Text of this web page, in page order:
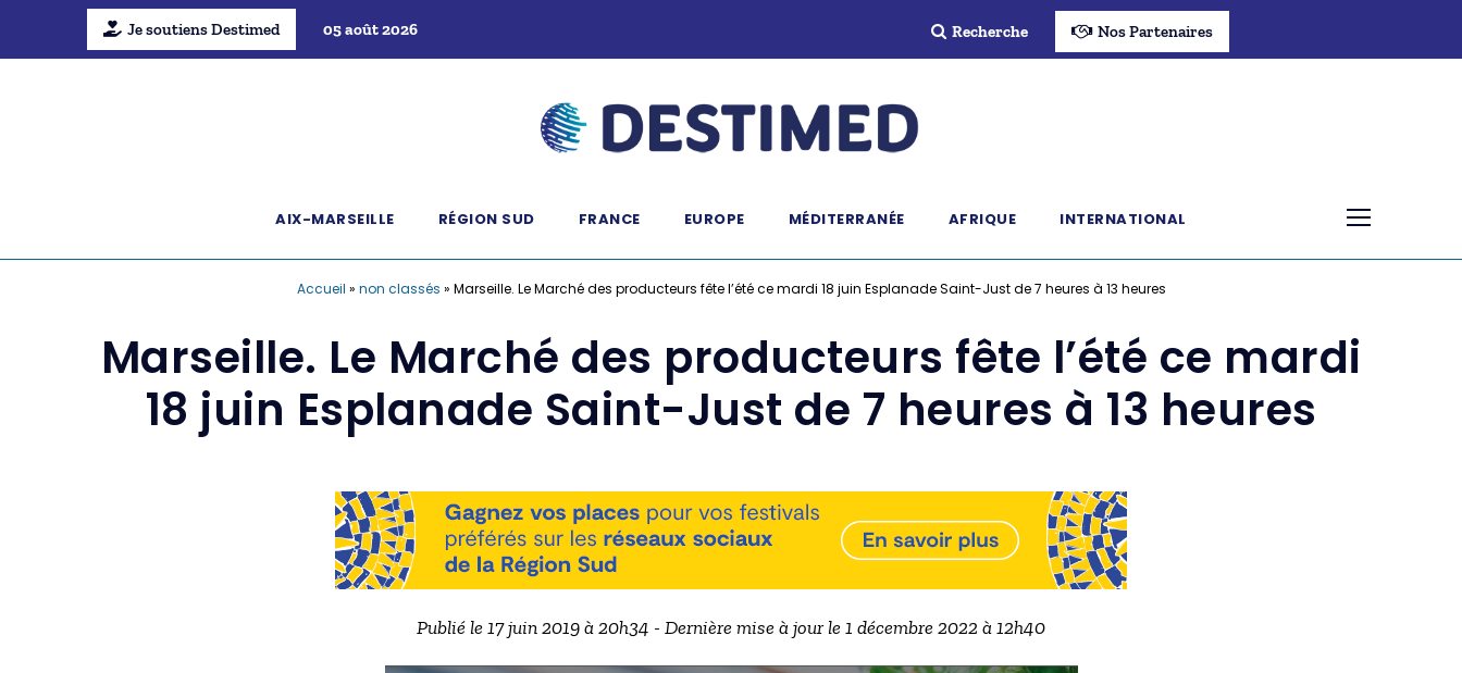
Je soutiens Destimed 05 août 2026 Recherche Nos Partenaires
AIX-MARSEILLE RÉGION SUD FRANCE EUROPE MÉDITERRANÉE AFRIQUE INTERNATIONAL
Accueil » non classés » Marseille. Le Marché des producteurs fête l’été ce mardi 18 juin Esplanade Saint-Just de 7 heures à 13 heures
Marseille. Le Marché des producteurs fête l’été ce mardi
18 juin Esplanade Saint-Just de 7 heures à 13 heures
Publié le 17 juin 2019 à 20h34 - Dernière mise à jour le 1 décembre 2022 à 12h40